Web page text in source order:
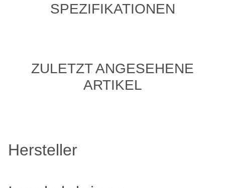
SPEZIFIKATIONEN
ZULETZT ANGESEHENE
ARTIKEL
Hersteller